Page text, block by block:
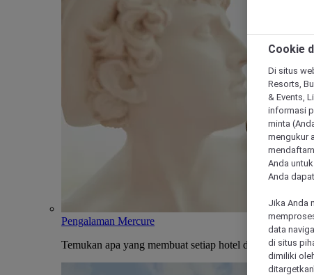
Pengalaman Mercure
Temukan apa yang membuat setiap hotel dan
Cookie
Di situs
Resorts,
& Events,
informasi
minta
mengukur
Anda
Anda
Jika Anda
data
di situs
dimiliki